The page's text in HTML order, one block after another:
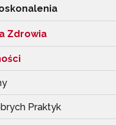
Zdrowia
Praktyk